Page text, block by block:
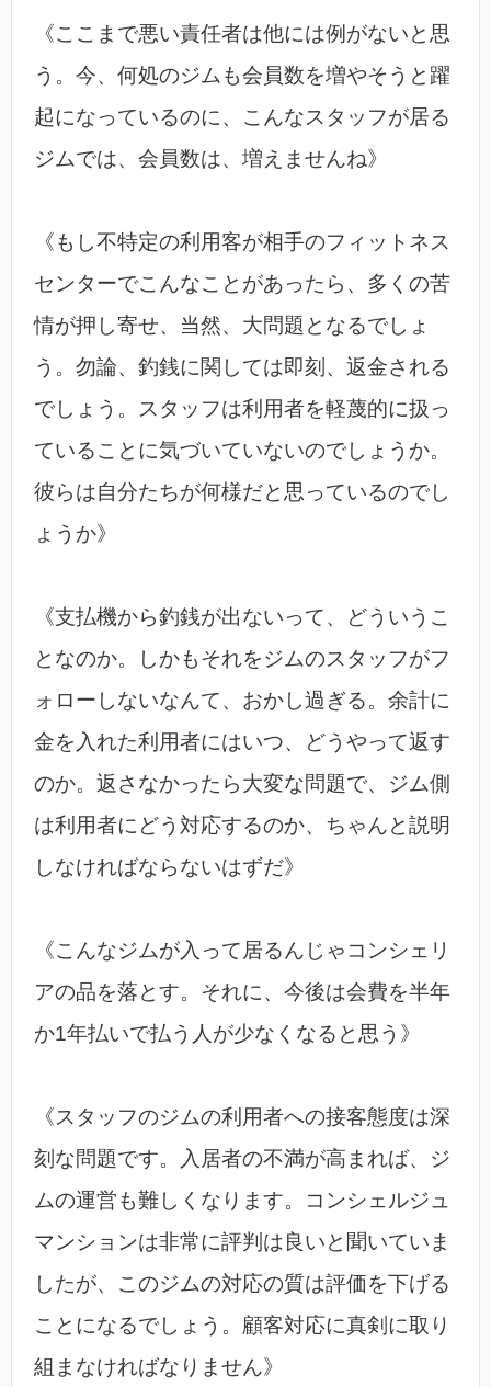
《ここまで悪い責任者は他には例がないと思
う。今、何処のジムも会員数を増やそうと躍
起になっているのに、こんなスタッフが居る
ジムでは、会員数は、増えませんね》
《もし不特定の利用客が相手のフィットネス
センターでこんなことがあったら、多くの苦
情が押し寄せ、当然、大問題となるでしょ
う。勿論、釣銭に関しては即刻、返金される
でしょう。スタッフは利用者を軽蔑的に扱っ
ていることに気づいていないのでしょうか。
彼らは自分たちが何様だと思っているのでし
ょうか》
《支払機から釣銭が出ないって、どういうこ
となのか。しかもそれをジムのスタッフがフ
ォローしないなんて、おかし過ぎる。余計に
金を入れた利用者にはいつ、どうやって返す
のか。返さなかったら大変な問題で、ジム側
は利用者にどう対応するのか、ちゃんと説明
しなければならないはずだ》
《こんなジムが入って居るんじゃコンシェリ
アの品を落とす。それに、今後は会費を半年
か1年払いで払う人が少なくなると思う》
《スタッフのジムの利用者への接客態度は深
刻な問題です。入居者の不満が高まれば、ジ
ムの運営も難しくなります。コンシェルジュ
マンションは非常に評判は良いと聞いていま
したが、このジムの対応の質は評価を下げる
ことになるでしょう。顧客対応に真剣に取り
組まなければなりません》